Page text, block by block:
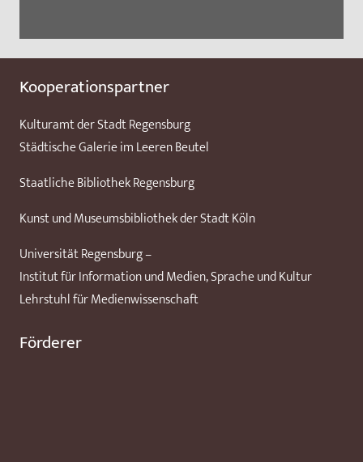
Kooperationspartner
Kulturamt der Stadt Regensburg
Städtische Galerie im Leeren Beutel
Staatliche Bibliothek Regensburg
Kunst und Museumsbibliothek der Stadt Köln
Universität Regensburg –
Institut für Information und Medien, Sprache und Kultur
Lehrstuhl für Medienwissenschaft
Förderer